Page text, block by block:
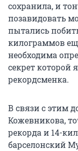
сохранила, и
позавидовать
пытались
килограммов
необходима
секрет которой
рекордсменка.
В связи с этим
Кожевникова,
рекорда и 14-
барселонский